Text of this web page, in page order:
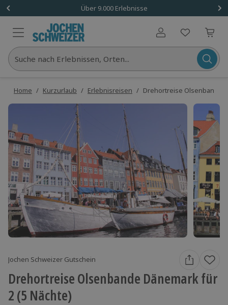
Über 9.000 Erlebnisse
Benutzerkonto
Suche nach Erlebnissen, Orten...
Home / Kurzurlaub / Erlebnisreisen / Drehortreise Olsenbande
Jochen Schweizer Gutschein
Drehortreise Olsenbande Dänemark für
2 (5 Nächte)